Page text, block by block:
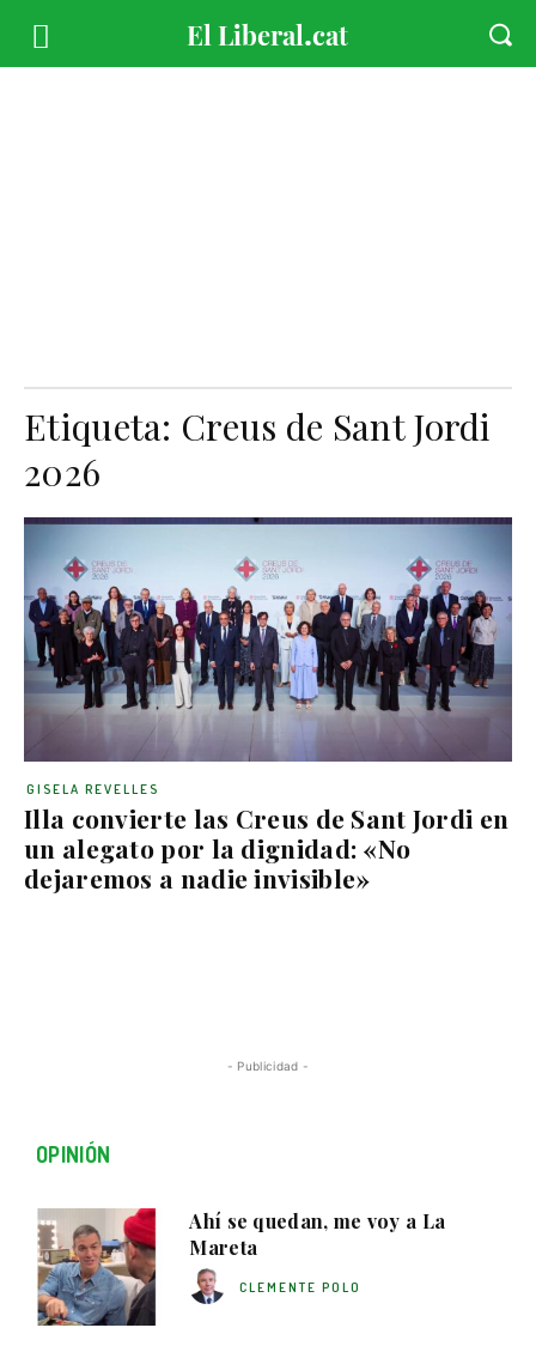
Etiqueta: Creus de Sant Jordi
2026
Illa convierte las Creus de Sant Jordi en
un alegato por la dignidad: «No
dejaremos a nadie invisible»
GISELA REVELLES
- Publicidad -
OPINIÓN
Ahí se quedan, me voy a La
Mareta
CLEMENTE POLO